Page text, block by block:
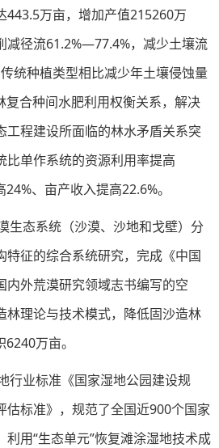
443.5万亩，增加产值215260万
减径流61.2%—77.4%，减少土壤流
统种植类型相比减少年土壤侵蚀量
复合种间水肥利用权衡关系，解决
工程建设所面临的林水矛盾关系突
比单作系统的资源利用率提高
、亩产收入提高22.6%。
生态系统（沙漠、沙地和戈壁）分
特征的综合系统研究，完成《中国
内外荒漠研究领域志书编写的空
林理论与技术模式，降低固沙造林
万亩。
行业标准《国家湿地公园建设规
估标准》，规范了全国近900个国家
用“生态单元”恢复滩涂湿地技术成